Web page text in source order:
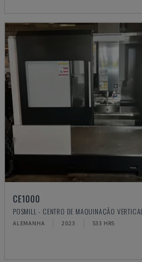
CE1000
POSMILL - CENTRO DE MAQUINAÇÃO VERTICAL
ALEMANHA 2023 533 HRS